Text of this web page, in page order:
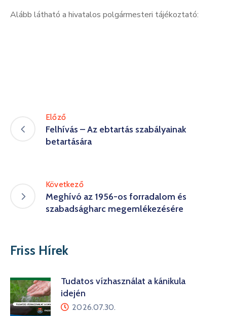
Alább látható a hivatalos polgármesteri tájékoztató:
Előző
Felhívás – Az ebtartás szabályainak
betartására
Következő
Meghívó az 1956-os forradalom és
szabadságharc megemlékezésére
Friss Hírek
Tudatos vízhasználat a kánikula
idején
2026.07.30.